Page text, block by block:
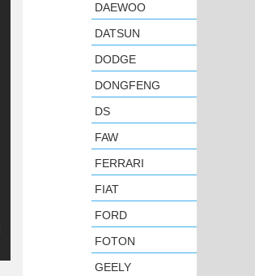
DAEWOO
DATSUN
DODGE
DONGFENG
DS
FAW
FERRARI
FIAT
FORD
FOTON
GEELY